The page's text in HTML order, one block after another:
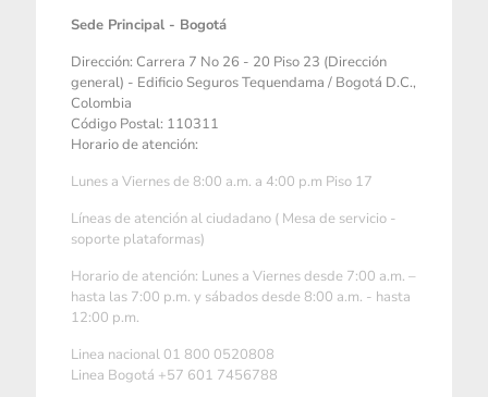
Sede Principal - Bogotá
Dirección: Carrera 7 No 26 - 20 Piso 23 (Dirección
general) - Edificio Seguros Tequendama / Bogotá D.C.,
Colombia
Código Postal: 110311
Horario de atención:
Lunes a Viernes de 8:00 a.m. a 4:00 p.m Piso 17
Líneas de atención al ciudadano ( Mesa de servicio -
soporte plataformas)
Horario de atención: Lunes a Viernes desde 7:00 a.m. –
hasta las 7:00 p.m. y sábados desde 8:00 a.m. - hasta
12:00 p.m.
Linea nacional 01 800 0520808
Linea Bogotá +57 601 7456788